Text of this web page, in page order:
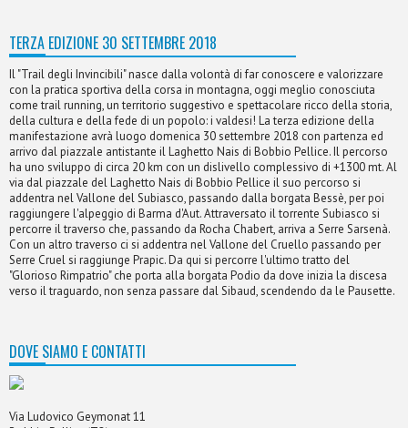
TERZA EDIZIONE 30 SETTEMBRE 2018
Il "Trail degli Invincibili" nasce dalla volontà di far conoscere e valorizzare
con la pratica sportiva della corsa in montagna, oggi meglio conosciuta
come trail running, un territorio suggestivo e spettacolare ricco della storia,
della cultura e della fede di un popolo: i valdesi! La terza edizione della
manifestazione avrà luogo domenica 30 settembre 2018 con partenza ed
arrivo dal piazzale antistante il Laghetto Nais di Bobbio Pellice. Il percorso
ha uno sviluppo di circa 20 km con un dislivello complessivo di +1300 mt. Al
via dal piazzale del Laghetto Nais di Bobbio Pellice il suo percorso si
addentra nel Vallone del Subiasco, passando dalla borgata Bessè, per poi
raggiungere l'alpeggio di Barma d'Aut. Attraversato il torrente Subiasco si
percorre il traverso che, passando da Rocha Chabert, arriva a Serre Sarsenà.
Con un altro traverso ci si addentra nel Vallone del Cruello passando per
Serre Cruel si raggiunge Prapic. Da qui si percorre l'ultimo tratto del
"Glorioso Rimpatrio" che porta alla borgata Podio da dove inizia la discesa
verso il traguardo, non senza passare dal Sibaud, scendendo da le Pausette.
DOVE SIAMO E CONTATTI
Via Ludovico Geymonat 11